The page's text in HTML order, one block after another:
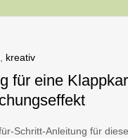
kreativ
für eine
Schritt-Anleitung für